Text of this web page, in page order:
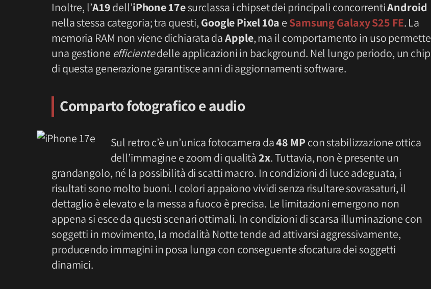
Inoltre, l’A19dell’iPhone 17esurclassa i chipset dei principali concorrentiAndroid
nella stessa categoria; tra questi,Google Pixel 10a e Samsung Galaxy S25 FE. La
memoria RAM non viene dichiarata daApple, ma il comportamento in uso permette
una gestione efficientedelle applicazioni in background. Nel lungo periodo, un chip
di questa generazione garantisce anni di aggiornamenti software.
Comparto fotografico e audio
Sul retro c’è un’unica fotocamera da48 MPcon stabilizzazione ottica
dell’immagine e zoom di qualità2x. Tuttavia, non è presente un
grandangolo, né la possibilità di scatti macro. In condizioni di luce adeguata, i
risultati sono molto buoni. I colori appaiono vividi senza risultare sovrasaturi, il
dettaglio è elevato e la messa a fuoco è precisa. Le limitazioni emergono non
appena si esce da questi scenari ottimali. In condizioni di scarsa illuminazione con
soggetti in movimento, la modalità Notte tende ad attivarsi aggressivamente,
producendo immagini in posa lunga con conseguente sfocatura dei soggetti
dinamici.